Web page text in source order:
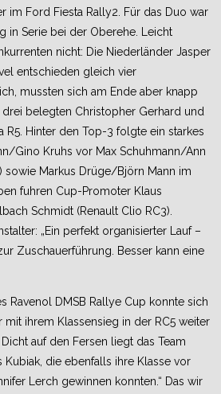
im Ford Fiesta Rally2. Für das Duo war
in Serie bei der Oberehe. Leicht
nicht: Die Niederländer Jasper
entschieden gleich vier
mussten sich am Ende aber knapp
belegten Christopher Gerhard und
R5. Hinter den Top-3 folgte ein starkes
Gino Kruhs vor Max Schuhmann/Ann
sowie Markus Drüge/Björn Mann im
fuhren Cup-Promoter Klaus
Schmidt (Renault Clio RC3).
„Ein perfekt organisierter Lauf –
Zuschauerführung. Besser kann eine
Ravenol DMSB Rallye Cup konnte sich
ihrem Klassensieg in der RC5 weiter
auf den Fersen liegt das Team
Kubiak, die ebenfalls ihre Klasse vor
Lerch gewinnen konnten.“ Das wir